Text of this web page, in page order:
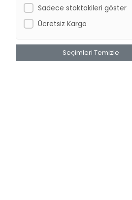
EJET
EzyDog
Sadece stoktakileri göster
Ücretsiz Kargo
Seçimleri Temizle